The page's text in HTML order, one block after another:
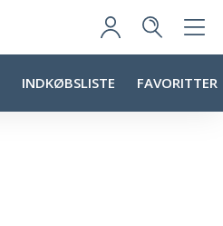
INDKØBSLISTE FAVORITTER